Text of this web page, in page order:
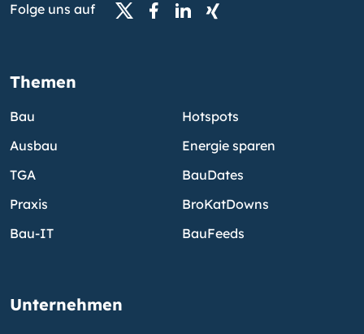
Folge uns auf
Themen
Bau
Ausbau
TGA
Praxis
Bau-IT
Hotspots
Energie sparen
BauDates
BroKatDowns
BauFeeds
Unternehmen